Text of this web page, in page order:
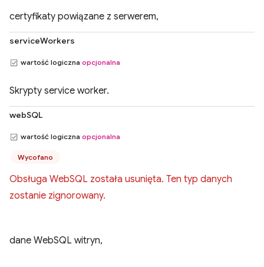
certyfikaty powiązane z serwerem,
serviceWorkers
wartość logiczna opcjonalna
Skrypty service worker.
webSQL
wartość logiczna opcjonalna
Wycofano
Obsługa WebSQL została usunięta. Ten typ danych
zostanie zignorowany.
dane WebSQL witryn,